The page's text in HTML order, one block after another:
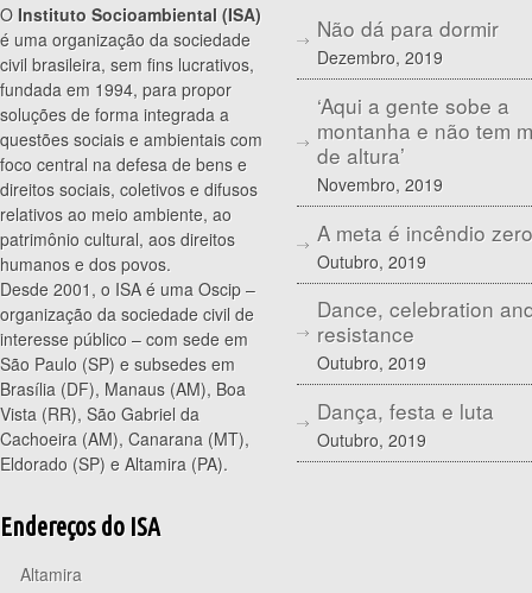
O Instituto Socioambiental (ISA)
é uma organização da sociedade
civil brasileira, sem fins lucrativos,
fundada em 1994, para propor
soluções de forma integrada a
questões sociais e ambientais com
foco central na defesa de bens e
direitos sociais, coletivos e difusos
relativos ao meio ambiente, ao
patrimônio cultural, aos direitos
humanos e dos povos.
Desde 2001, o ISA é uma Oscip –
organização da sociedade civil de
interesse público – com sede em
São Paulo (SP) e subsedes em
Brasília (DF), Manaus (AM), Boa
Vista (RR), São Gabriel da
Cachoeira (AM), Canarana (MT),
Eldorado (SP) e Altamira (PA).
Endereços do ISA
Altamira
Não dá para dormir
Dezembro, 2019
‘Aqui a gente sobe a
montanha e não tem
de altura’
Novembro, 2019
A meta é incêndio zero
Outubro, 2019
Dance, celebration
resistance
Outubro, 2019
Dança, festa e luta
Outubro, 2019